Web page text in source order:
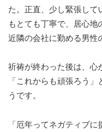
た。正直、少し緊張して
もとても丁寧で、居心地
近隣の会社に勤める男性
祈祷が終わった後は、心
「これからも頑張ろう
うです。
「厄年ってネガティブ